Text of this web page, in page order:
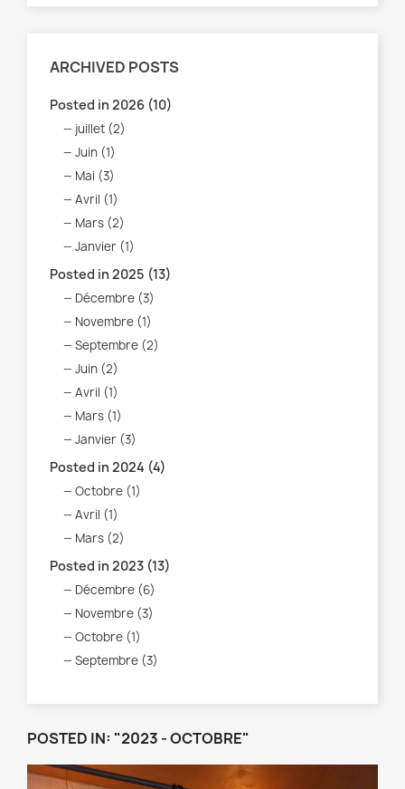
ARCHIVED POSTS
Posted in 2026 (10)
juillet (2)
Juin (1)
Mai (3)
Avril (1)
Mars (2)
Janvier (1)
Posted in 2025 (13)
Décembre (3)
Novembre (1)
Septembre (2)
Juin (2)
Avril (1)
Mars (1)
Janvier (3)
Posted in 2024 (4)
Octobre (1)
Avril (1)
Mars (2)
Posted in 2023 (13)
Décembre (6)
Novembre (3)
Octobre (1)
Septembre (3)
POSTED IN: "2023 - OCTOBRE"